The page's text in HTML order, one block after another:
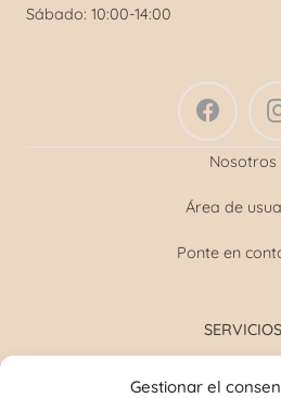
Gestionar el
Sábado: 10:00-14:00
Nosotros
Área de
Ponte en
SERVICIOS